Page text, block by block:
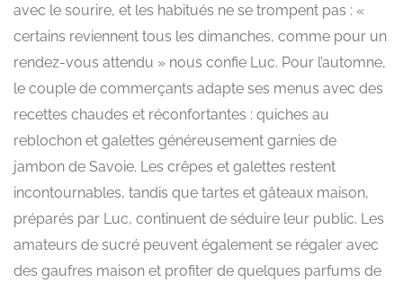
avec le sourire, et les habitués ne se trompent pas : «
certains reviennent tous les dimanches, comme pour un
rendez-vous attendu » nous confie Luc. Pour l’automne,
le couple de commerçants adapte ses menus avec des
recettes chaudes et réconfortantes : quiches au
reblochon et galettes généreusement garnies de
jambon de Savoie. Les crêpes et galettes restent
incontournables, tandis que tartes et gâteaux maison,
préparés par Luc, continuent de séduire leur public. Les
amateurs de sucré peuvent également se régaler avec
des gaufres maison et profiter de quelques parfums de